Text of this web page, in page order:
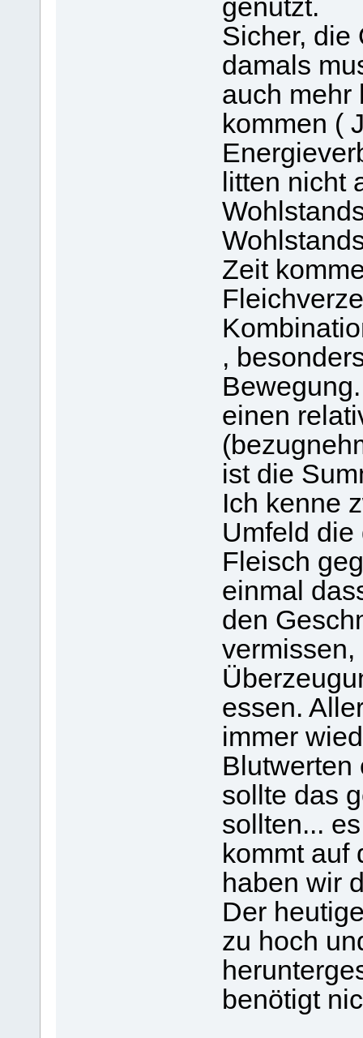
genutzt.
Sicher, die
damals
auch mehr
kommen (
litten nicht
Zeit
,
einen
ist die
Ich kenne
Umfeld
Fleisch
einmal
den
essen.
immer
Blutwerten
sollte das
sollten...
kommt auf
haben wir
Der
zu hoch
benötigt